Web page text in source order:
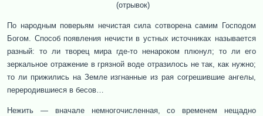
(отрывок)
По народным поверьям нечистая сила сотворена самим Господом
Богом. Способ появления нечисти в устных источниках называется
разный: то ли творец мира где-то ненароком плюнул; то ли его
зеркальное отражение в грязной воде отразилось не так, как нужно;
то ли прижились на Земле изгнанные из рая согрешившие ангелы,
переродившиеся в бесов…
Нежить — вначале немногочисленная, со временем нещадно